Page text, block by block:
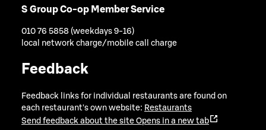
S Group Co-op Member Service
010 76 5858 (weekdays 9-16)
local network charge/mobile call charge
Feedback
Feedback links for individual restaurants are found on
each restaurant's own website: Restaurants
Send feedback about the site Opens in a new tab